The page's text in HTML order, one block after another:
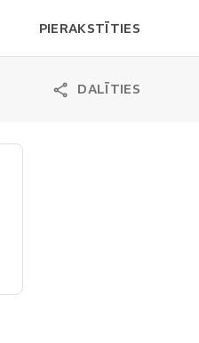
PIERAKSTĪTIES
DALĪTIES